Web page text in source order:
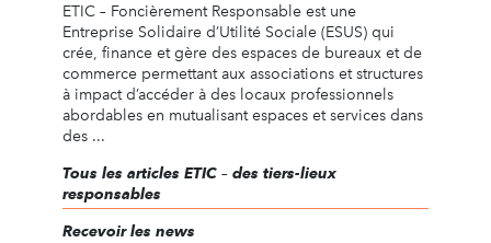
ETIC – Foncièrement Responsable est une
Entreprise Solidaire d’Utilité Sociale (ESUS) qui
crée, finance et gère des espaces de bureaux et de
commerce permettant aux associations et structures
à impact d’accéder à des locaux professionnels
abordables en mutualisant espaces et services dans
des ...
Tous les articles ETIC – des tiers-lieux
responsables
Recevoir les news